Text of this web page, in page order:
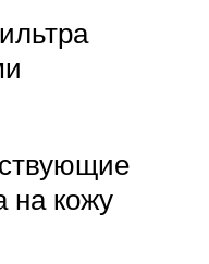
на кожу